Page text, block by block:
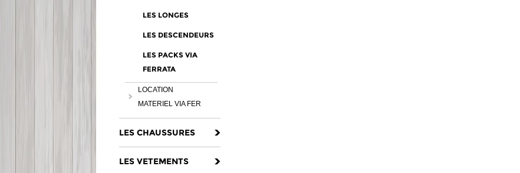
LES LONGES
LES DESCENDEURS
LES PACKS VIA
FERRATA
LOCATION
MATERIEL VIA FER
LES CHAUSSURES
LES VETEMENTS